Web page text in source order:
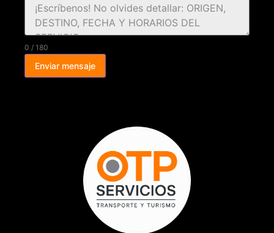
0 / 180
Enviar mensaje